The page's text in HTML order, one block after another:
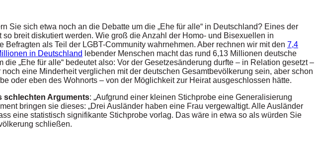
Sie sich etwa noch an die Debatte um die „Ehe für alle“ in Deutschland? Eines der
breit diskutiert werden. Wie groß die Anzahl der Homo- und Bisexuellen in
als Teil der LGBT-Community wahrnehmen. Aber rechnen wir mit den 7,4
in Deutschland lebender Menschen macht das rund 6,13 Millionen deutsche
die „Ehe für alle“ bedeutet also: Vor der Gesetzesänderung durfte – in Relation gesetzt –
eine Minderheit verglichen mit der deutschen Gesamtbevölkerung sein, aber schon
oder eben des Wohnorts – von der Möglichkeit zur Heirat ausgeschlossen hätte.
schlechten Arguments: „Aufgrund einer kleinen Stichprobe eine Generalisierung
bringen sie dieses: „Drei Ausländer haben eine Frau vergewaltigt. Alle Ausländer
eine statistisch signifikante Stichprobe vorlag. Das wäre in etwa so als würden Sie
schließen.